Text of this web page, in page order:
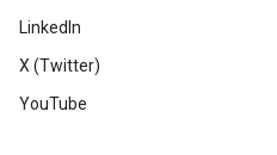
LinkedIn
X (Twitter)
YouTube